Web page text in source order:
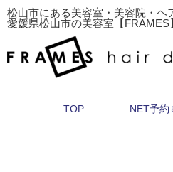
松山市にある美容室・美容院・ヘ
愛媛県松山市の美容室【
TOP NET予約